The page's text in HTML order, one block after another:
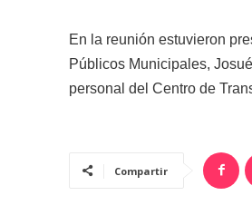
En la reunión estuvieron
Públicos Municipales,
personal del Centro de
Compartir